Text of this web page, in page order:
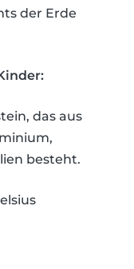
der Erde
das aus
besteht.